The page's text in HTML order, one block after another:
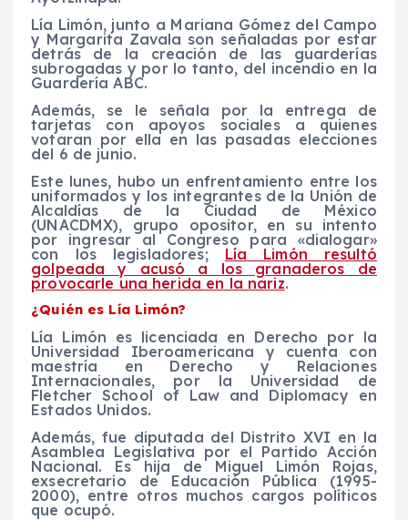
Lía Limón, junto a Mariana Gómez del Campo
y Margarita Zavala son señaladas por estar
detrás de la creación de las guarderías
subrogadas y por lo tanto, del incendio en la
Guardería ABC.
Además, se le señala por la entrega de
tarjetas con apoyos sociales a quienes
votaran por ella en las pasadas elecciones
del 6 de junio.
Este lunes, hubo un enfrentamiento entre los
uniformados y los integrantes de la Unión de
Alcaldías de la Ciudad de México
(UNACDMX), grupo opositor, en su intento
por ingresar al Congreso para «dialogar»
con los legisladores; Lía Limón resultó
golpeada y acusó a los granaderos de
provocarle una herida en la nariz.
¿Quién es Lía Limón?
Lía Limón es licenciada en Derecho por la
Universidad Iberoamericana y cuenta con
maestría en Derecho y Relaciones
Internacionales, por la Universidad de
Fletcher School of Law and Diplomacy en
Estados Unidos.
Además, fue diputada del Distrito XVI en la
Asamblea Legislativa por el Partido Acción
Nacional. Es hija de Miguel Limón Rojas,
exsecretario de Educación Pública (1995-
2000), entre otros muchos cargos políticos
que ocupó.